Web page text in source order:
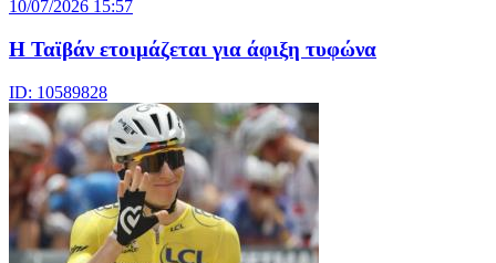
10/07/2026 15:57
Η Ταϊβάν ετοιμάζεται για άφιξη τυφώνα
ID: 10589828